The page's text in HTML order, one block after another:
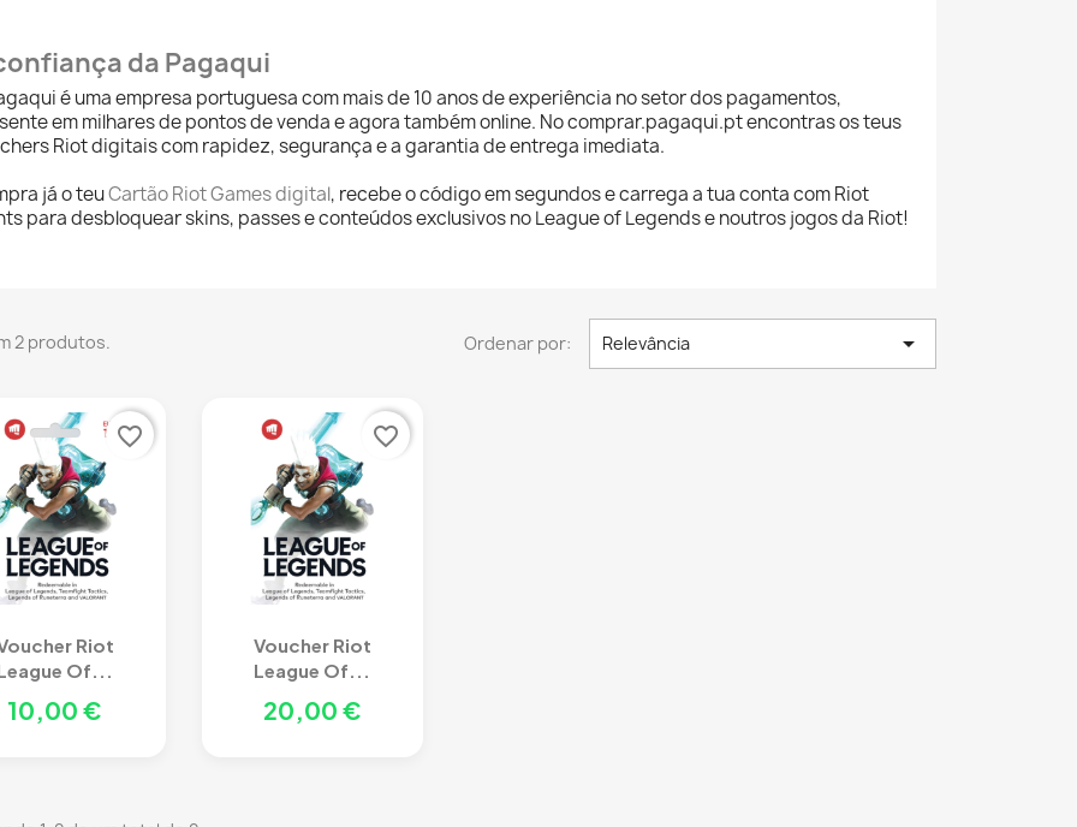
da Pagaqui
é uma empresa portuguesa com mais de 10 anos de experiência no setor dos pagamentos,
em milhares de pontos de venda e agora também online. No comprar.pagaqui.pt encontras os teus
Riot digitais com rapidez, segurança e a garantia de entrega imediata.
já o teuCartão Riot Games digital, recebe o código em segundos e carrega a tua conta com Riot
para desbloquear skins, passes e conteúdos exclusivos no League of Legends e noutros jogos da Riot!
2 produtos. Ordenar por: Relevância 
Riot
Of...
10,00 €
favorite_border
Voucher Riot
League Of...
20,00 €
favorite_border